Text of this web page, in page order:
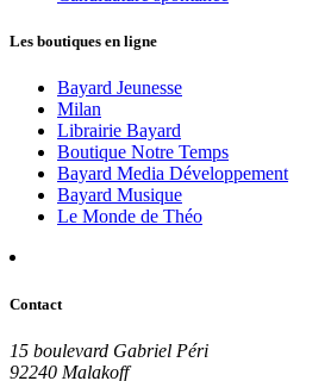
Les boutiques en ligne
Bayard Jeunesse
Milan
Librairie Bayard
Boutique Notre Temps
Bayard Media Développement
Bayard Musique
Le Monde de Théo
Contact
15 boulevard Gabriel Péri
92240 Malakoff